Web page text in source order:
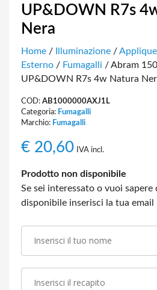
UP&DOWN R7s
Nera
Home / Illuminazione /
Esterno / Fumagalli / Abram
UP&DOWN R7s 4w Natura
COD: AB1000000AXJ1L
Categoria: Fumagalli
Marchio: Fumagalli
€ 20,60 IVA incl.
Prodotto non disponibile
Se sei interessato o vuoi sapere
disponibile inserisci la tua email